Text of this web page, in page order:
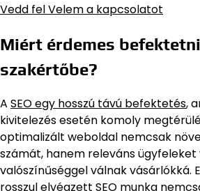
Vedd fel Velem a kapcsolatot
Miért érdemes
szakértőbe?
A SEO egy hosszú távú befektetés,
kivitelezés esetén komoly
optimalizált weboldal nemcsak
számát, hanem releváns ügyfeleket
valószínűséggel válnak vásárlókká.
rosszul elvégzett SEO munka